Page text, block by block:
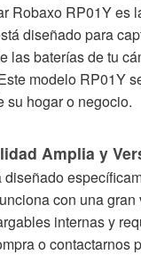
Robaxo RP01Y es
diseñado para
las baterías de tu
modelo RP01Y
su hogar o negocio.
Amplia y
diseñado
con una
internas y
o contactarnos